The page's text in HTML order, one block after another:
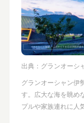
出典： グランオーシ
グランオーシャン伊
す。広大な海を眺め
プルや家族連れに人